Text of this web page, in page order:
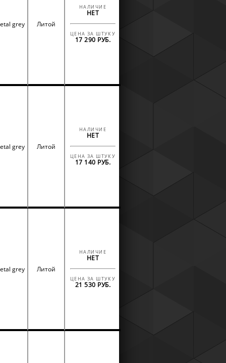
grey Литой
НАЛИЧИЕ
НЕТ
ЦЕНА ЗА ШТУКУ
17 290 РУБ.
grey Литой
НАЛИЧИЕ
НЕТ
ЦЕНА ЗА ШТУКУ
17 140 РУБ.
grey Литой
НАЛИЧИЕ
НЕТ
ЦЕНА ЗА ШТУКУ
21 530 РУБ.